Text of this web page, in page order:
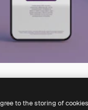
to the storing of